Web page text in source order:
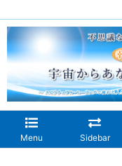
Menu Sidebar